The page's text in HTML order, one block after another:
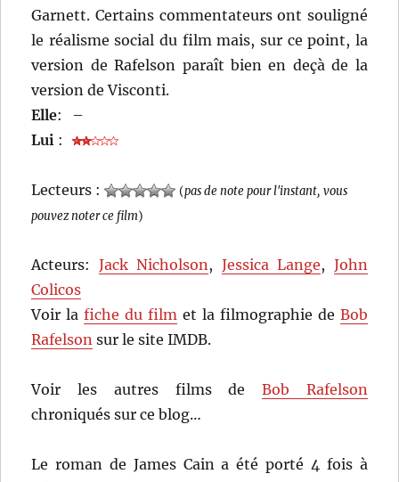
Garnett. Certains commentateurs ont souligné
le réalisme social du film mais, sur ce point, la
version de Rafelson paraît bien en deçà de la
version de Visconti.
Elle:
–
Lui :
Lecteurs : (pas de note pour l'instant, vous
pouvez noter ce film)
Acteurs: Jack Nicholson , Jessica Lange, John
Colicos
Voir lafiche du film et la filmographie de Bob
Rafelson sur le site IMDB.
Voir les autres films de Bob Rafelson
chroniqués sur ce blog…
Le roman de James Cain a été porté 4 fois à